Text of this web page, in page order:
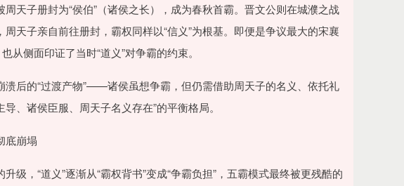
天子册封为“侯伯”（诸侯之长），成为春秋首霸。晋文公则在城濮之战
天子亲自前往册封，霸权同样以“信义”为根基。即便是争议最大的宋襄
从侧面印证了当时“道义”对争霸的约束。
后的“过渡产物”——诸侯虽想争霸，但仍需借助周天子的名义、依托礼
、诸侯臣服、周天子名义存在”的平衡格局。
底崩塌
级，“道义”逐渐从“霸权背书”变成“争霸负担”，五霸模式最终被更残酷的